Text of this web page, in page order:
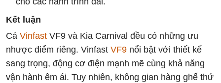
Kết luận
Cả Vinfast VF9 và Kia Carnival đều có những ưu
nhược điểm riêng. Vinfast VF9 nổi bật với thiết kế
sang trọng, động cơ điện mạnh mẽ cùng khả năng
vận hành êm ái. Tuy nhiên, không gian hàng ghế thứ